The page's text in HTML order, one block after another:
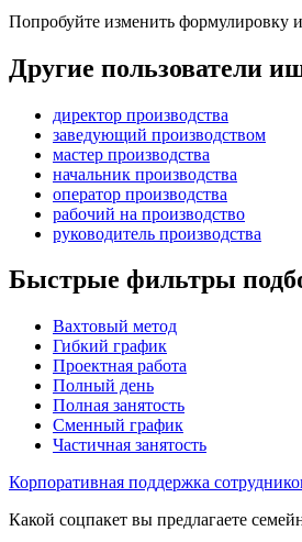
Попробуйте изменить формулировку
Другие пользователи
директор производства
заведующий производством
мастер производства
начальник производства
оператор производства
рабочий на производство
руководитель производства
Быстрые фильтры
Вахтовый метод
Гибкий график
Проектная работа
Полный день
Полная занятость
Сменный график
Частичная занятость
Корпоративная поддержка
Какой соцпакет вы предлагаете